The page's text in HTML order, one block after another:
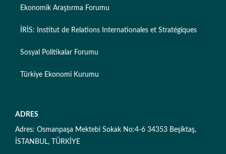
Ekonomik Araştırma Forumu
İRİS: Institut de Relations Internationales et Stratégiques
Sosyal Politikalar Forumu
Türkiye Ekonomi Kurumu
ADRES
Adres: Osmanpaşa Mektebi Sokak No:4-6 34353 Beşiktaş,
İSTANBUL, TÜRKİYE